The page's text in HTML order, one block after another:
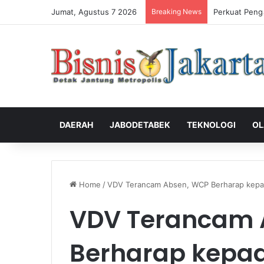
Jumat, Agustus 7 2026 Breaking News Perkuat
DAERAH JABODETABEK TEKNOLOGI
Home /VDV Terancam Absen, WCP Berharap
VDV Terancam
Berharap